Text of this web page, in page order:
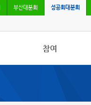
부산대분회 성공회대분회
참여